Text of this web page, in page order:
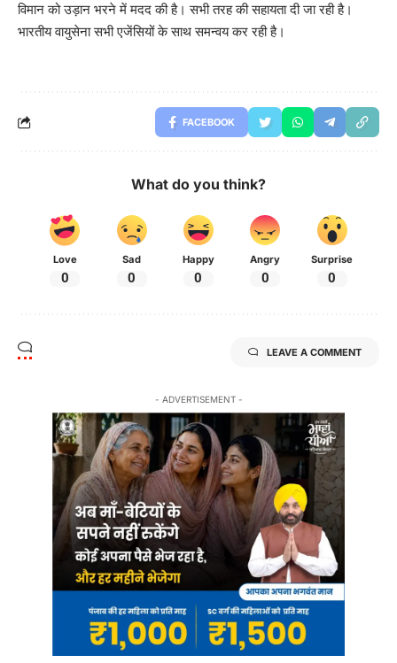
विमान को उड़ान भरने में मदद की है। सभी तरह की सहायता दी जा रही है।
भारतीय वायुसेना सभी एजेंसियों के साथ समन्वय कर रही है।
FACEBOOK
What do you think?
Love
0
Sad
0
Happy
0
Angry
0
Surprise
0
LEAVE A COMMENT
- ADVERTISEMENT -